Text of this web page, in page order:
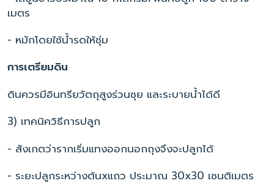
เมตร
- หมักโดยใช้น้ำรดให้ชุ่ม
การเตรียมดิน
ดินควรมีอินทรียวัตถุสูงร่วนซุย และระบายน้ำได้ดี
3) เทคนิควิธีการปลูก
- สังเกตว่ารากเริ่มแทงออกนอกถุงจึงจะปลูกได้
- ระยะปลูกระหว่างต้นxแถว ประมาณ 30x30 เซนติเมตร